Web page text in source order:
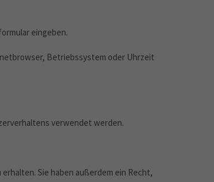
eingeben.
Betriebssystem oder Uhrzeit
verwendet werden.
Sie haben außerdem ein Recht,